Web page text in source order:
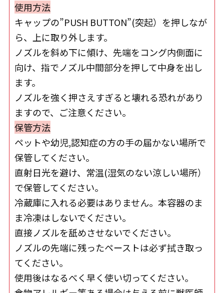
使用方法
キャップの”PUSH BUTTON”(突起）を押しなが
ら、上に取り外します。
ノズルを斜め下に傾け、先端をコング内側面に
向け、指でノズル中間部分を押して中身を出し
ます。
ノズルを強く押さえすぎると壊れる恐れがあり
ますので、ご注意ください。
保管方法
ペットや幼児,認知症の方の手の届かない場所で
保管してください。
直射日光を避け、常温(湿気のない涼しい場所）
で保管してください。
冷蔵庫に入れる必要はありません。本容器のま
ま冷凍はしないでください。
直接ノズルを舐めさせないでください。
ノズルの先端に残ったペーストは必ず拭き取っ
てください。
使用後はなるべく早く使い切ってください。